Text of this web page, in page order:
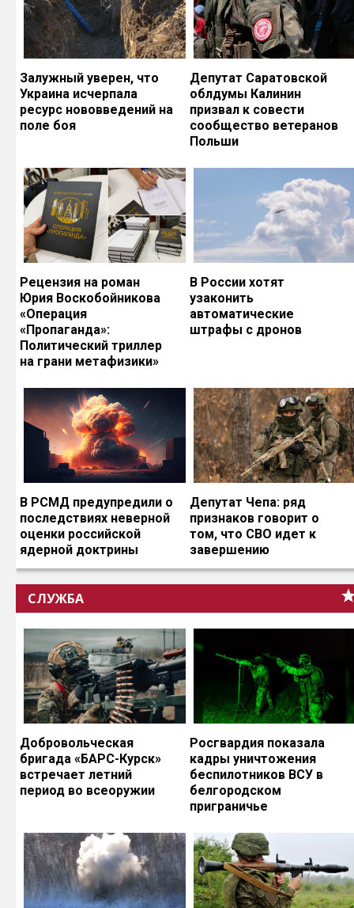
Залужный уверен, что
Украина исчерпала
ресурс нововведений на
поле боя
Депутат Саратовской
облдумы Калинин
призвал к совести
сообщество ветеранов
Польши
Рецензия на роман
Юрия Воскобойникова
«Операция
«Пропаганда»:
Политический триллер
на грани метафизики»
В России хотят
узаконить
автоматические
штрафы с дронов
В РСМД предупредили о
последствиях неверной
оценки российской
ядерной доктрины
Депутат Чепа: ряд
признаков говорит о
том, что СВО идет к
завершению
СЛУЖБА
Добровольческая
бригада «БАРС-Курск»
встречает летний
период во всеоружии
Росгвардия показала
кадры уничтожения
беспилотников ВСУ в
белгородском
приграничье